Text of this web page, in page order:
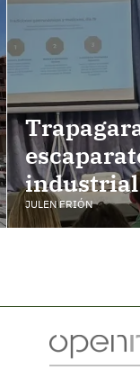
industrial
JULEN FRIÓN